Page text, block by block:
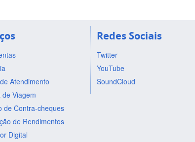
Atendimento
de Viagem
de Contra-cheques
de Rendimentos
Digital
Redes Sociais
Twitter
YouTube
SoundCloud